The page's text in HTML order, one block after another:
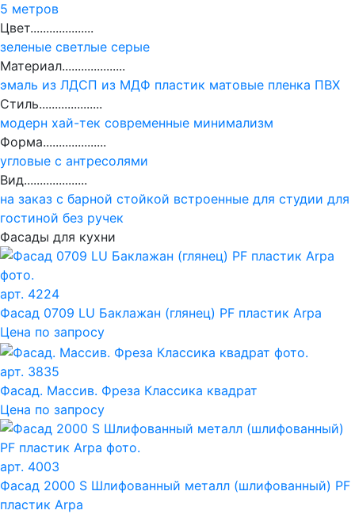
5 метров
Цвет....................
зеленые светлые серые
Материал....................
эмаль из ЛДСП из МДФ пластик матовые пленка ПВХ
Стиль....................
модерн хай-тек современные минимализм
Форма....................
угловые с антресолями
Вид....................
на заказ с барной стойкой встроенные для студии для
гостиной без ручек
Фасады для кухни
арт. 4224
Фасад 0709 LU Баклажан (глянец) PF пластик Arpa
Цена по запросу
арт. 3835
Фасад. Массив. Фреза Классика квадрат
Цена по запросу
арт. 4003
Фасад 2000 S Шлифованный металл (шлифованный) PF
пластик Arpa